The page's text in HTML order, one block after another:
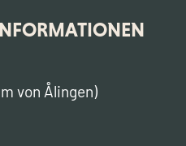
von Ålingen)